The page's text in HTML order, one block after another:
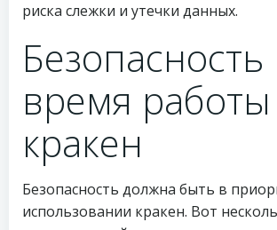
риска слежки и утечки данных.
Безопасность
время работы
кракен
Безопасность должна быть в
использовании кракен. Вот